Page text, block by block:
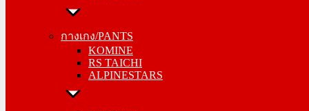
กางเกง/PANTS
KOMINE
RS TAICHI
ALPINESTARS
กางเกง/PANTS
RS TAICHI
ALPINESTARS
ถุงมือ/GLOVES